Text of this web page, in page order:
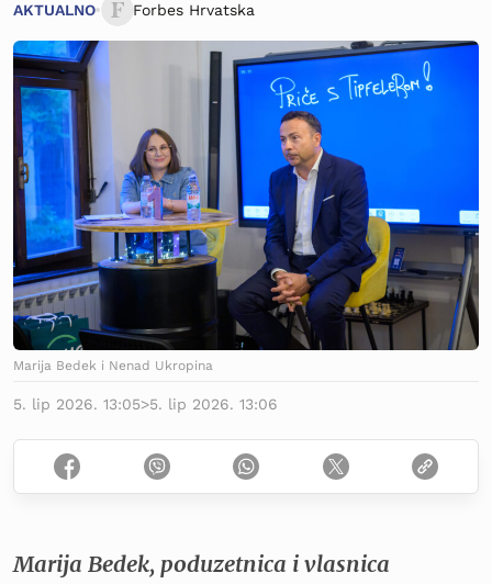
AKTUALNO Forbes Hrvatska
Marija Bedek i Nenad Ukropina
5. lip 2026. 13:05>5. lip 2026. 13:06
Marija Bedek, poduzetnica i vlasnica